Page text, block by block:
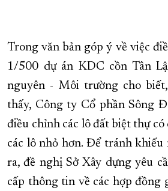
Trong văn bản góp ý về việc
1/500 dự án KDC cồn Tân
nguyên - Môi trường cho
thấy, Công ty Cổ phần Sông
điều chỉnh các lô đất biệt thự
các lô nhỏ hơn. Để tránh khiếu
ra, đề nghị Sở Xây dựng yêu
cấp thông tin về các hợp đồng